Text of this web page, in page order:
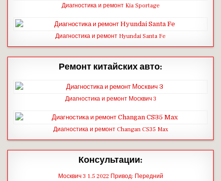
Диагностика и ремонт Kia Sportage
Диагностика и ремонт Hyundai Santa Fe
Ремонт китайских авто:
Диагностика и ремонт Москвич 3
Диагностика и ремонт Changan CS35 Max
Консультации:
Москвич 3 1.5 2022 Привод: Передний